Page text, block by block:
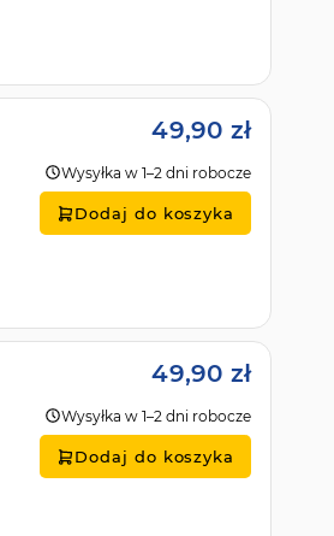
49,90 zł
Wysyłka w 1–2 dni robocze
Dodaj do koszyka
49,90 zł
Wysyłka w 1–2 dni robocze
Dodaj do koszyka